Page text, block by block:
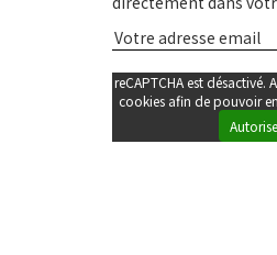
reCAPTCHA est
cookies afin de pouvoir